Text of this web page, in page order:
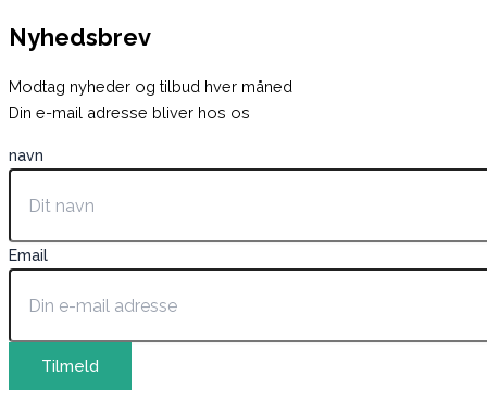
Nyhedsbrev
Modtag nyheder og tilbud hver måned
Din e-mail adresse bliver hos os
navn
Email
Tilmeld